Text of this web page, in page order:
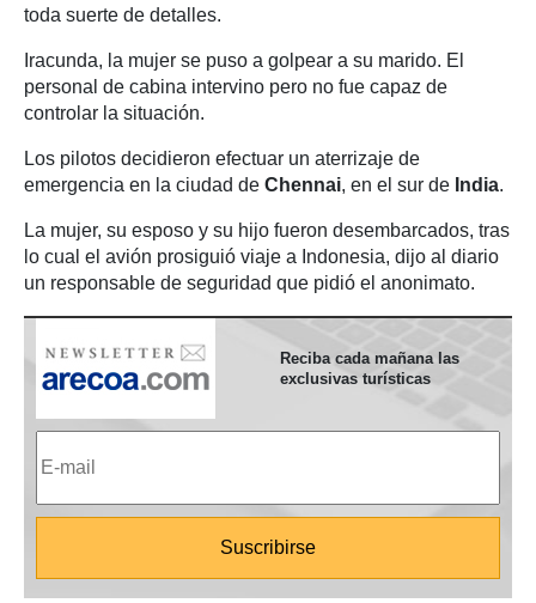
toda suerte de detalles.
Iracunda, la mujer se puso a golpear a su marido. El
personal de cabina intervino pero no fue capaz de
controlar la situación.
Los pilotos decidieron efectuar un aterrizaje de
emergencia en la ciudad de Chennai, en el sur de India.
La mujer, su esposo y su hijo fueron desembarcados, tras
lo cual el avión prosiguió viaje a Indonesia, dijo al diario
un responsable de seguridad que pidió el anonimato.
Reciba cada mañana las
exclusivas turísticas